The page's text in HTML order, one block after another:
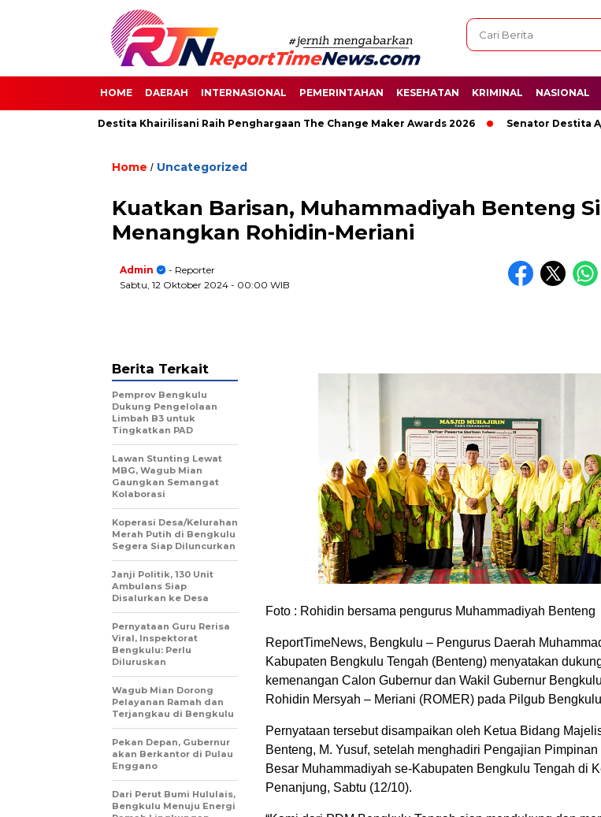
HOME DAERAH INTERNASIONAL PEMERINTAHAN KESEHATAN KRIMINAL NASIONAL
di Senayan, Destita Khairilisani Raih Penghargaan The Change Maker Awards 2026 Senator Destita Ajak
Home / Uncategorized
Kuatkan Barisan, Muhammadiyah Benteng
Menangkan Rohidin-Meriani
Admin
- Reporter
Sabtu, 12 Oktober 2024 - 00:00 WIB
Foto : Rohidin bersama pengurus Muhammadiyah Benteng
ReportTimeNews, Bengkulu – Pengurus Daerah
Kabupaten Bengkulu Tengah (Benteng) menyatakan
kemenangan Calon Gubernur dan Wakil Gubernur
Rohidin Mersyah – Meriani (ROMER) pada Pilgub
Pernyataan tersebut disampaikan oleh Ketua Bidang
Benteng, M. Yusuf, setelah menghadiri Pengajian
Besar Muhammadiyah se-Kabupaten Bengkulu Tengah di
Penanjung, Sabtu (12/10).
Berita Terkait
Pemprov Bengkulu
Dukung Pengelolaan
Limbah B3 untuk
Tingkatkan PAD
Lawan Stunting Lewat
MBG, Wagub Mian
Gaungkan Semangat
Kolaborasi
Koperasi Desa/Kelurahan
Merah Putih di Bengkulu
Segera Siap Diluncurkan
Janji Politik, 130 Unit
Ambulans Siap
Disalurkan ke Desa
Pernyataan Guru Rerisa
Viral, Inspektorat
Bengkulu: Perlu
Diluruskan
Wagub Mian Dorong
Pelayanan Ramah dan
Terjangkau di Bengkulu
Pekan Depan, Gubernur
akan Berkantor di Pulau
Enggano
Dari Perut Bumi Hululais,
Bengkulu Menuju Energi